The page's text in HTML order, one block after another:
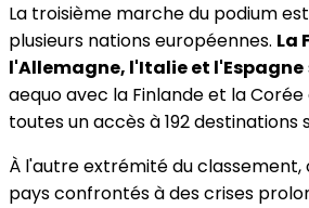
La troisième marche du podium
plusieurs nations européennes. La
l'Allemagne, l'Italie et l'Espagne
aequo avec la Finlande et la Corée
toutes un accès à 192 destinations
À l'autre extrémité du classement,
pays confrontés à des crises